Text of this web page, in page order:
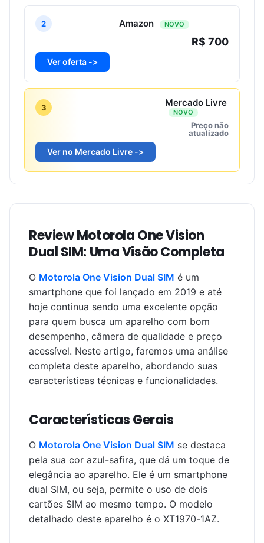
2 Amazon NOVO
R$ 700
Ver oferta ->
3 Mercado Livre
NOVO
Preço não
atualizado
Ver no Mercado Livre ->
Review Motorola One Vision
Dual SIM: Uma Visão Completa
O Motorola One Vision Dual SIM é um
smartphone que foi lançado em 2019 e até
hoje continua sendo uma excelente opção
para quem busca um aparelho com bom
desempenho, câmera de qualidade e preço
acessível. Neste artigo, faremos uma análise
completa deste aparelho, abordando suas
características técnicas e funcionalidades.
Características Gerais
O Motorola One Vision Dual SIM se destaca
pela sua cor azul-safira, que dá um toque de
elegância ao aparelho. Ele é um smartphone
dual SIM, ou seja, permite o uso de dois
cartões SIM ao mesmo tempo. O modelo
detalhado deste aparelho é o XT1970-1AZ.